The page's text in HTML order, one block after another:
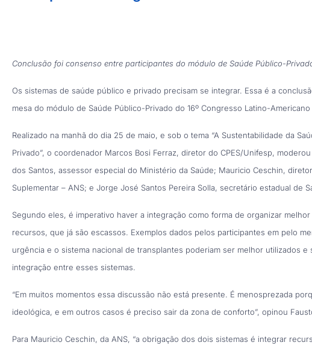
Conclusão foi consenso entre participantes do módulo de Saúde Público-
Os sistemas de saúde público e privado precisam se integrar. Essa é a
mesa do módulo de Saúde Público-Privado do 16º Congresso Latino-
Realizado na manhã do dia 25 de maio, e sob o tema “A Sustentabilidade da
Privado”, o coordenador Marcos Bosi Ferraz, diretor do CPES/Unifesp,
dos Santos, assessor especial do Ministério da Saúde; Mauricio Ceschin,
Suplementar – ANS; e Jorge José Santos Pereira Solla, secretário estadual de
Segundo eles, é imperativo haver a integração como forma de organizar
recursos, que já são escassos. Exemplos dados pelos participantes em pelo
urgência e o sistema nacional de transplantes poderiam ser melhor utilizados
integração entre esses sistemas.
“Em muitos momentos essa discussão não está presente. É menosprezada
ideológica, e em outros casos é preciso sair da zona de conforto”, opinou
Para Mauricio Ceschin, da ANS, “a obrigação dos dois sistemas é integrar